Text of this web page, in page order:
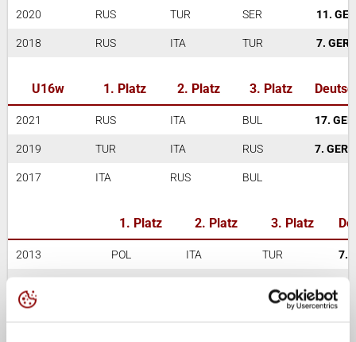
2020 RUS TUR SER 11. GER
2018 RUS ITA TUR 7. GER
U16w 1. Platz 2. Platz 3. Platz
2021 RUS ITA BUL 17. GER
2019 TUR ITA RUS 7. GER
2017 ITA RUS BUL
1. Platz 2. Platz 3. Platz
2013 POL ITA TUR 7.
5.
2011 SRB